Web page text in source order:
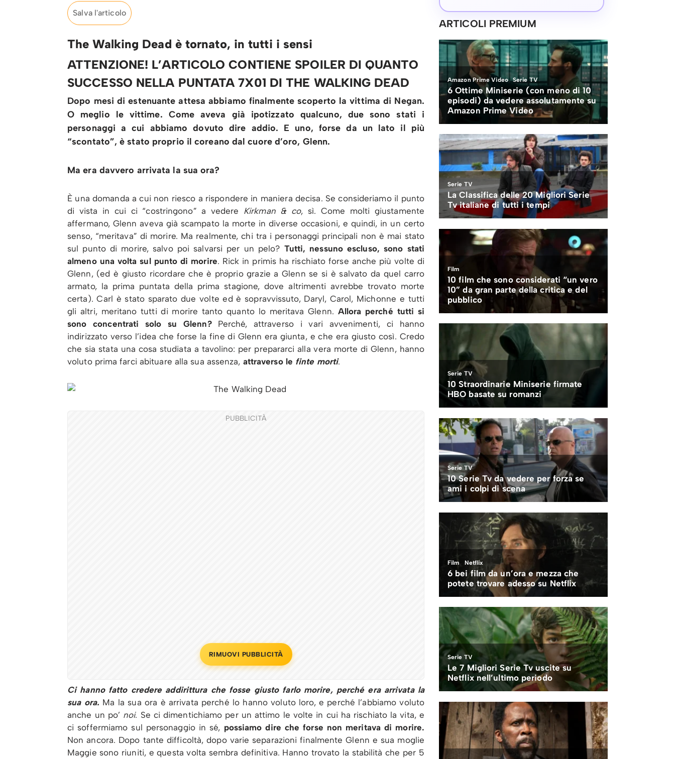
Salva l'articolo
The Walking Dead è tornato, in tutti i sensi
ATTENZIONE! L’ARTICOLO CONTIENE SPOILER DI QUANTO
SUCCESSO NELLA PUNTATA 7X01 DI THE WALKING DEAD
Dopo mesi di estenuante attesa abbiamo finalmente scoperto la vittima di Negan.
O meglio le vittime. Come aveva già ipotizzato qualcuno, due sono stati i
personaggi a cui abbiamo dovuto dire addio. E uno, forse da un lato il più
“scontato”, è stato proprio il coreano dal cuore d’oro, Glenn.
Ma era davvero arrivata la sua ora?
È una domanda a cui non riesco a rispondere in maniera decisa. Se consideriamo il punto
di vista in cui ci “costringono” a vedere Kirkman & co, sì. Come molti giustamente
affermano, Glenn aveva già scampato la morte in diverse occasioni, e quindi, in un certo
senso, “meritava” di morire. Ma realmente, chi tra i personaggi principali non è mai stato
sul punto di morire, salvo poi salvarsi per un pelo? Tutti, nessuno escluso, sono stati
almeno una volta sul punto di morire. Rick in primis ha rischiato forse anche più volte di
Glenn, (ed è giusto ricordare che è proprio grazie a Glenn se si è salvato da quel carro
armato, la prima puntata della prima stagione, dove altrimenti avrebbe trovato morte
certa). Carl è stato sparato due volte ed è sopravvissuto, Daryl, Carol, Michonne e tutti
gli altri, meritano tutti di morire tanto quanto lo meritava Glenn. Allora perché tutti si
sono concentrati solo su Glenn?Perché, attraverso i vari avvenimenti, ci hanno
indirizzato verso l’idea che forse la fine di Glenn era giunta, e che era giusto così. Credo
che sia stata una cosa studiata a tavolino: per prepararci alla vera morte di Glenn, hanno
voluto prima farci abituare alla sua assenza, attraverso le finte morti.
PUBBLICITÀ
RIMUOVI PUBBLICITÀ
Ci hanno fatto credere addirittura che fosse giusto farlo morire, perché era arrivata la
sua ora. Ma la sua ora è arrivata perché lo hanno voluto loro, e perché l’abbiamo voluto
anche un po’ noi. Se ci dimentichiamo per un attimo le volte in cui ha rischiato la vita, e
ci soffermiamo sul personaggio in sé, possiamo dire che forse non meritava di morire.
Non ancora. Dopo tante difficoltà, dopo varie separazioni finalmente Glenn e sua moglie
Maggie sono riuniti, e questa volta sembra definitiva. Hanno trovato la stabilità che per 5
ARTICOLI PREMIUM